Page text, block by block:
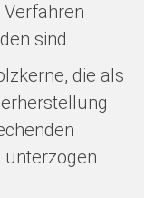
sind
die als
unterzogen